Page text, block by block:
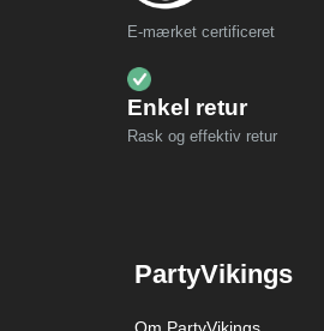
E-mærket certificeret
Enkel retur
Rask og effektiv retur
PartyVikings
Om PartyVikings